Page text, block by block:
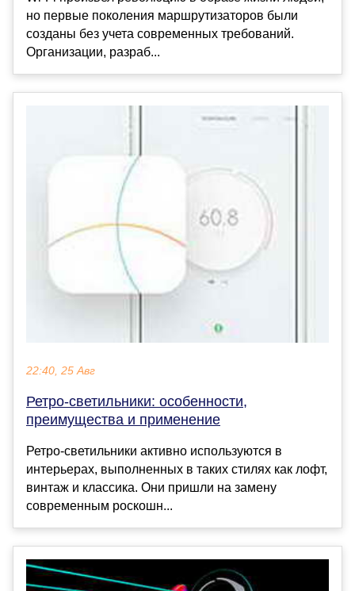
но первые поколения маршрутизаторов были
созданы без учета современных требований.
Организации, разраб...
22:40, 25 Авг
Ретро-светильники: особенности,
преимущества и применение
Ретро-светильники активно используются в
интерьерах, выполненных в таких стилях как лофт,
винтаж и классика. Они пришли на замену
современным роскошн...